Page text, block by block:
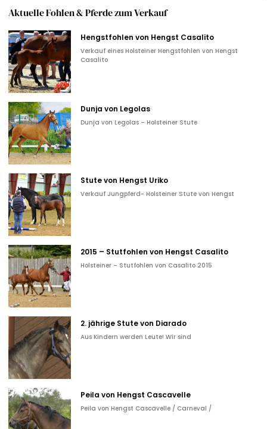
Aktuelle Fohlen & Pferde zum Verkauf
Hengstfohlen von Hengst Casalito
Verkauf eines Holsteiner Hengstfohlen von Hengst
Casalito
Dunja von Legolas
Dunja von Legolas – Holsteiner Stute
Stute von Hengst Uriko
Verkauf Jungpferd- Holsteiner Stute von Hengst
2015 – Stutfohlen von Hengst Casalito
Holsteiner – Stutfohlen von Casalito 2015
2. jährige Stute von Diarado
Aus Kindern werden Leute! Wir sind
Peila von Hengst Cascavelle
Peila von Hengst Cascavelle / Carneval /